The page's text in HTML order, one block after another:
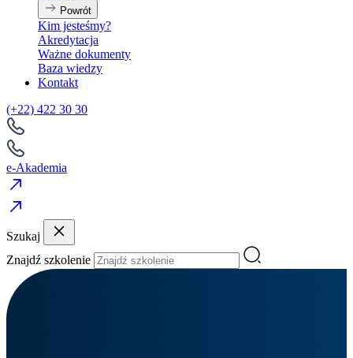
Powrót
Kim jesteśmy?
Akredytacja
Ważne dokumenty
Baza wiedzy
Kontakt
(+22) 422 30 30
e-Akademia
Szukaj
Znajdź szkolenie